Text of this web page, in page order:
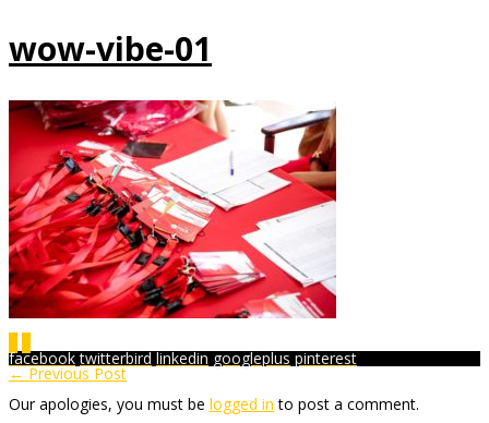
wow-vibe-01
facebook twitterbird linkedin googleplus pinterest
← Previous Post
Our apologies, you must be logged in to post a comment.